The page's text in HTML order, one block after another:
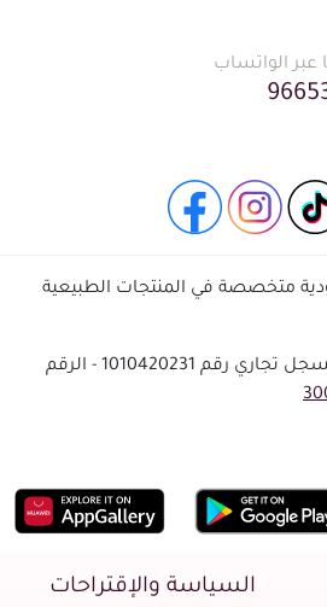
عبر الواتساب
متخصصة في المنتجات الطبيعية
مصرحة من وزارة التجارة بسجل تجاري رقم 1010420231 - الرقم
السياسة والإقتراحات